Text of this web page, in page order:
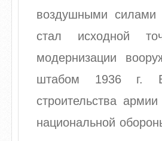
воздушными силами
стал исходной
модернизации
штабом 1936 г. В
строительства
национальной